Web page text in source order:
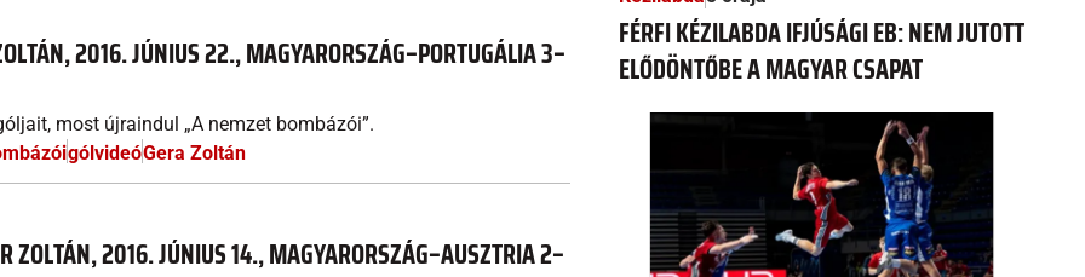
2016. JÚNIUS 22., MAGYARORSZÁG–PORTUGÁLIA 3–
most újraindul „A nemzet bombázói”.
gólvideóGera Zoltán
ZOLTÁN, 2016. JÚNIUS 14., MAGYARORSZÁG–AUSZTRIA 2–
FÉRFI KÉZILABDA IFJÚSÁGI EB: NEM JUTOTT
ELŐDÖNTŐBE A MAGYAR CSAPAT